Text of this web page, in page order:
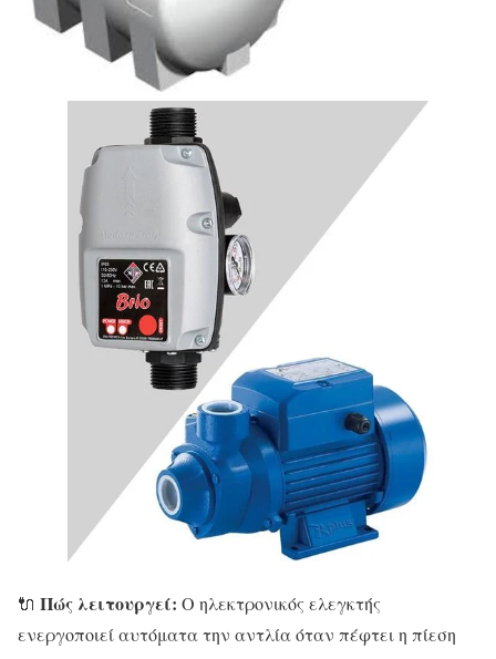
🔌 Πώς λειτουργεί: Ο ηλεκτρονικός ελεγκτής
ενεργοποιεί αυτόματα την αντλία όταν πέφτει η πίεση